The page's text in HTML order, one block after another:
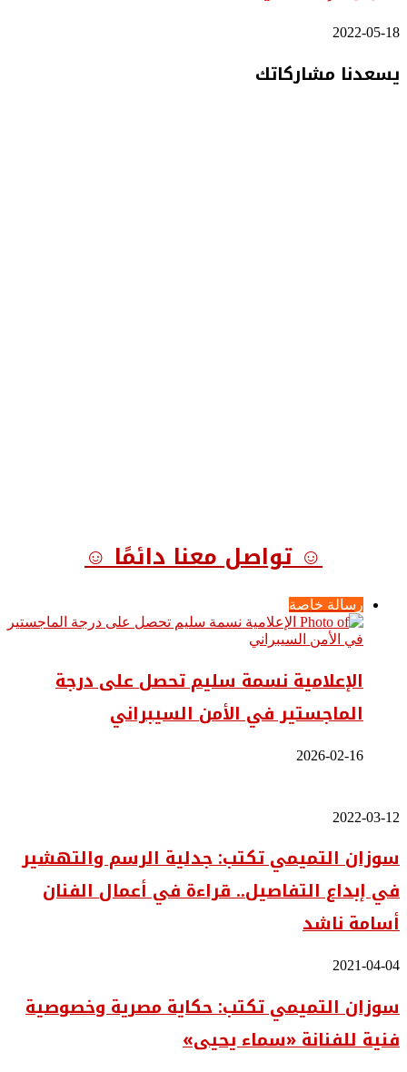
2022-05-18
يسعدنا مشاركاتك
☺ تواصل معنا دائمًا ☺
رسالة خاصة
الإعلامية نسمة سليم تحصل على درجة
الماجستير في الأمن السيبراني
2026-02-16
سوزان
تكتب:
جدلية
الرسم
والتهشير
في
قراءة
أعمال
أسامة
2022-03-12
سوزان التميمي تكتب: جدلية الرسم والتهشير
في إبداع التفاصيل.. قراءة في أعمال الفنان
أسامة ناشد
سوزان
تكتب:
حكاية
مصرية
وخصوصية
2021-04-04
سوزان التميمي تكتب: حكاية مصرية وخصوصية
فنية للفنانة «سماء يحيى»